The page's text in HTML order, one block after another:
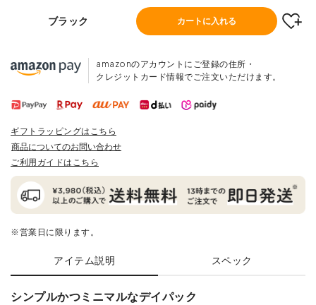
ブラック カートに入れる
amazonのアカウントにご登録の住所・
クレジットカード情報でご注文いただけます。
ギフトラッピングはこちら
商品についてのお問い合わせ
ご利用ガイドはこちら
※営業日に限ります。
アイテム説明 スペック
シンプルかつミニマルなデイパック